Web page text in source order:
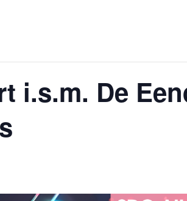
i.s.m. De